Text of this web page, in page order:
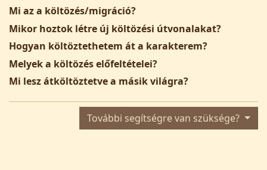
Mi az a költözés/migráció?
Mikor hoztok létre új költözési útvonalakat?
Hogyan költöztethetem át a karakterem?
Melyek a költözés előfeltételei?
Mi lesz átköltöztetve a másik világra?
További segítségre van szüksége?